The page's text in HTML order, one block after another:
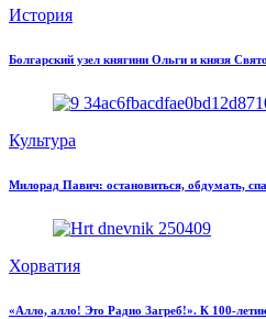
История
Болгарский узел княгини Ольги и князя
Культура
Милорад Павич: остановиться, обдумать,
Хорватия
«Алло, алло! Это Радио Загреб!». К 100-